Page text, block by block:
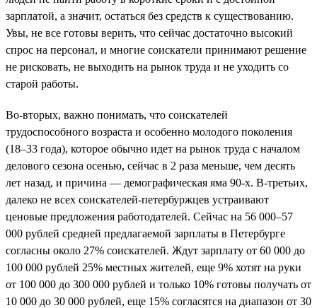
зарплатой, а значит, остаться без средств к существованию.
Увы, не все готовы верить, что сейчас достаточно высокий
спрос на персонал, и многие соискатели принимают решение
не рисковать, не выходить на рынок труда и не уходить со
старой работы.
Во-вторых, важно понимать, что соискателей
трудоспособного возраста и особенно молодого поколения
(18–33 года), которое обычно идет на рынок труда с началом
делового сезона осенью, сейчас в 2 раза меньше, чем десять
лет назад, и причина — демографическая яма 90-х. В-третьих,
далеко не всех соискателей-петербуржцев устраивают
ценовые предложения работодателей. Сейчас на 56 000–57
000 рублей средней предлагаемой зарплаты в Петербурге
согласны около 27% соискателей. Ждут зарплату от 60 000 до
100 000 рублей 25% местных жителей, еще 9% хотят на руки
от 100 000 до 300 000 рублей и только 10% готовы получать от
10 000 до 30 000 рублей, еще 15% согласятся на диапазон от 30